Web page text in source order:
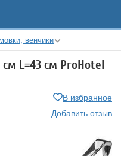
венчики
L=43 см ProHotel
В избранное
Добавить отзыв